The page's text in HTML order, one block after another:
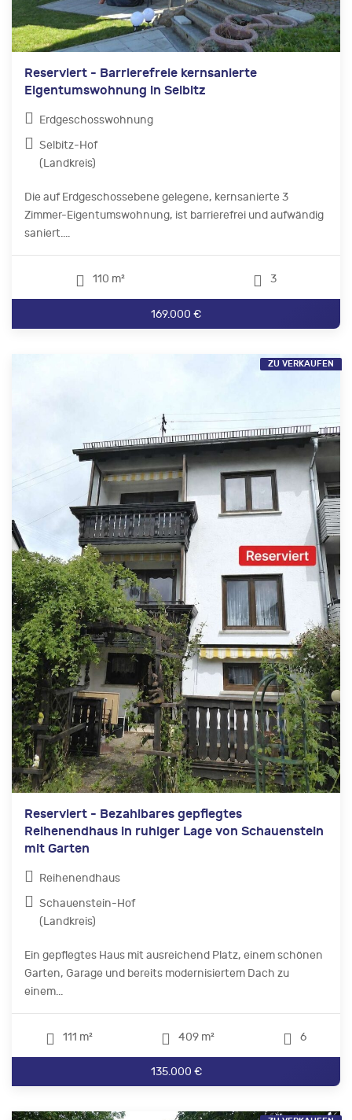
Reserviert - Barrierefreie kernsanierte
Eigentumswohnung in Selbitz
Erdgeschosswohnung
Selbitz-Hof
(Landkreis)
Die auf Erdgeschossebene gelegene, kernsanierte 3
Zimmer-Eigentumswohnung, ist barrierefrei und aufwändig
saniert....
110 m² 3
169.000 €
Reserviert - Bezahlbares gepflegtes
Reihenendhaus in ruhiger Lage von Schauenstein
mit Garten
Reihenendhaus
Schauenstein-Hof
(Landkreis)
Ein gepflegtes Haus mit ausreichend Platz, einem schönen
Garten, Garage und bereits modernisiertem Dach zu
einem...
111 m² 409 m² 6
135.000 €
ZU VERKAUFEN